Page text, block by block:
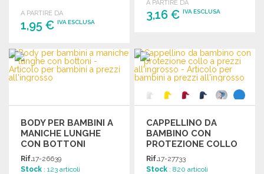
nero.
A PARTIRE DA
1,95 € IVA ESCLUSA
ORDINARE
Richiedi un preventivo
sublimazione.
A PARTIRE DA
3,16 €IVA ESCLUSA
Richiedi un preventivo
BODY PER BAMBINI A
MANICHE LUNGHE
CON BOTTONI
Rif.17-26639
Stock : 123 articoli
CAPPELLINO DA
BAMBINO CON
PROTEZIONE COLLO
A PREZZI
ALL'INGROSSO
Rif.17-27733
Stock : 820 articoli